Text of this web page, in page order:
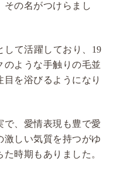
その名がつけらまし
して活躍しており、19
のような手触りの毛並
を浴びるようになり
で、愛情表現も豊で愛
激しい気質を持つがゆ
時期もありました。